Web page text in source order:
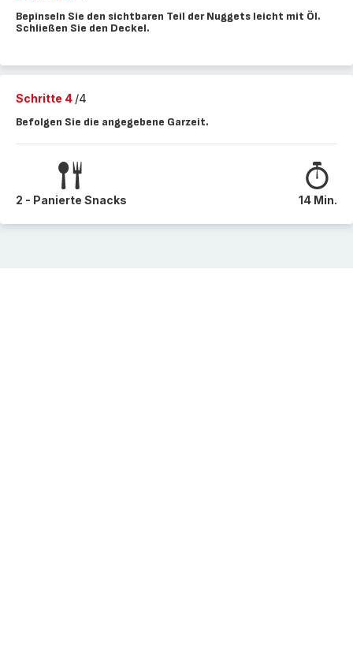
Bepinseln Sie den sichtbaren Teil der Nuggets leicht mit Öl.
Schließen Sie den Deckel.
Schritte 4 /4
Befolgen Sie die angegebene Garzeit.
2 - Panierte Snacks 14 Min.